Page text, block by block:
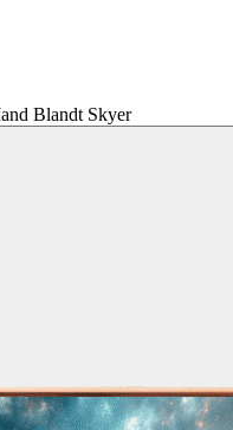
Blandt Skyer